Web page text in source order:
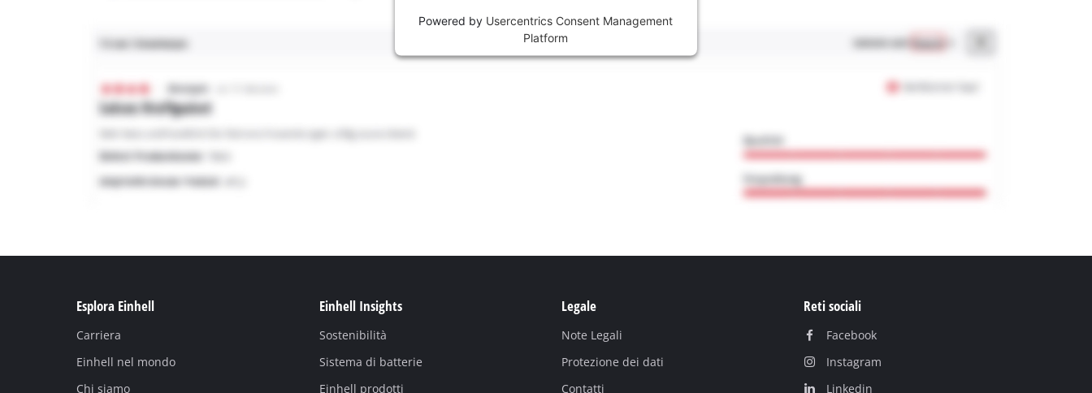
Powered by Usercentrics Consent Management
Platform
Esplora Einhell
Carriera
Einhell nel mondo
Chi siamo
Einhell Insights
Sostenibilità
Sistema di batterie
Einhell prodotti
Legale
Note Legali
Protezione dei dati
Contatti
Reti sociali
Facebook
Instagram
Linkedin